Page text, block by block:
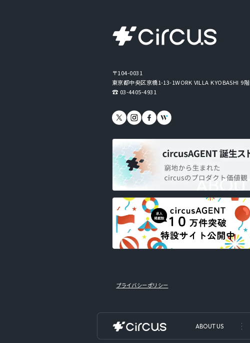
ABOUT US
〒104-0031
東京都中央区京橋1-13-1WORK VILLA KYOBASHI 9階
03-4405-4931
プライバシーポリシー